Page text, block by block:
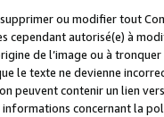
ou modifier tout
cependant autorisé(e) à
de l’image ou à
le texte ne devienne
peuvent contenir un lien
informations concernant la